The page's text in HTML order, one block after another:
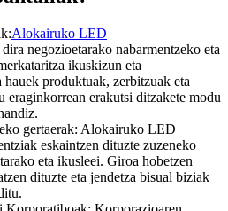
Alokairuko LED
negozioetarako nabarmentzeko eta
ikuskizun eta
hauek produktuak, zerbitzuak eta
eraginkorrean erakutsi ditzakete modu
gertaerak: Alokairuko LED
eskaintzen dituzte zuzeneko
eta ikusleei. Giroa hobetzen
dituzte eta jendetza bisual biziak